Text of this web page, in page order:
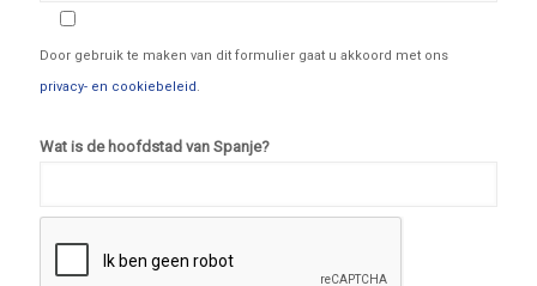
Door gebruik te maken van dit formulier gaat u akkoord met ons
privacy- en cookiebeleid.
Wat is de hoofdstad van Spanje?